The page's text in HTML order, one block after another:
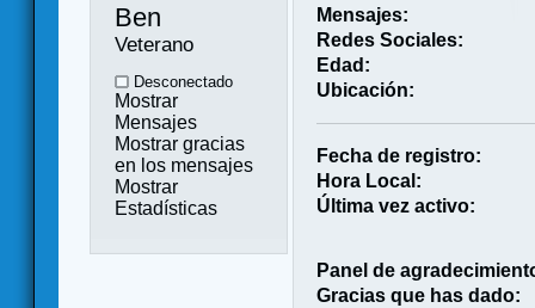
Ben
Veterano
Desconectado
Mostrar
Mensajes
Mostrar gracias
en los mensajes
Mostrar
Estadísticas
Mensajes:
Redes Sociales:
Edad:
Ubicación:
Fecha de registro:
Hora Local:
Última vez activo:
Panel de
Gracias que has dado: